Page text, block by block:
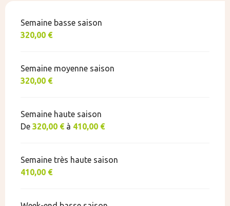
Semaine basse saison
320,00 €
Semaine moyenne saison
320,00 €
Semaine haute saison
De 320,00 € à 410,00 €
Semaine très haute saison
410,00 €